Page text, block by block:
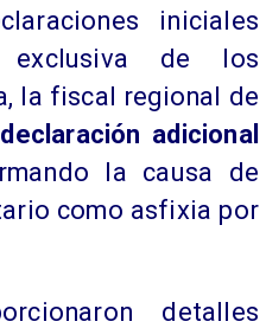
iniciales
de los
la fiscal regional de
declaración adicional
la causa de
como asfixia por
detalles